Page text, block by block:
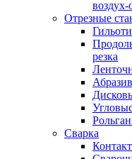
воздух-
Отрезные
резка
Сварка